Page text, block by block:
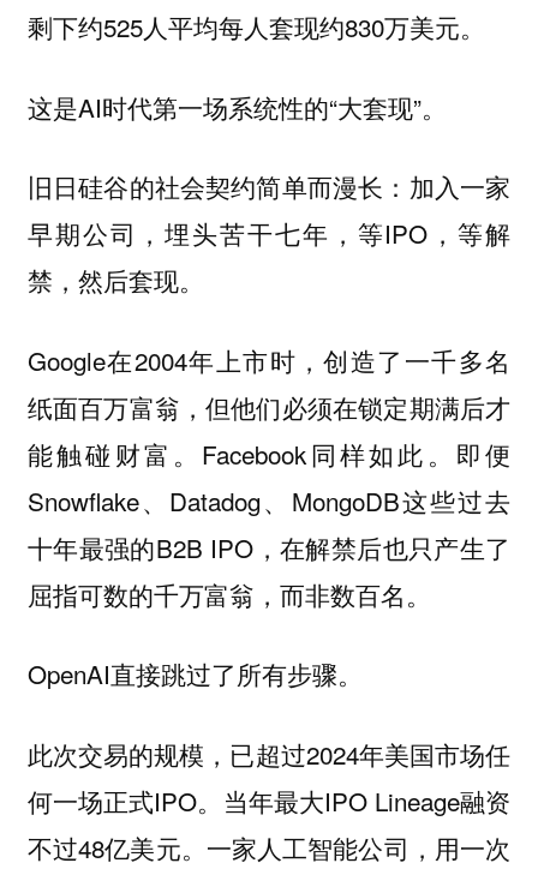
剩下约525人平均每人套现约830万美元。
这是AI时代第一场系统性的“大套现”。
旧日硅谷的社会契约简单而漫长：加入一家
早期公司，埋头苦干七年，等IPO，等解
禁，然后套现。
Google在2004年上市时，创造了一千多名
纸面百万富翁，但他们必须在锁定期满后才
能触碰财富。Facebook同样如此。即便
Snowflake、Datadog、MongoDB这些过去
十年最强的B2B IPO，在解禁后也只产生了
屈指可数的千万富翁，而非数百名。
OpenAI直接跳过了所有步骤。
此次交易的规模，已超过2024年美国市场任
何一场正式IPO。当年最大IPO Lineage融资
不过48亿美元。一家人工智能公司，用一次